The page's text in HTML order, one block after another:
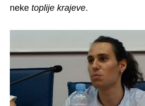
neke toplije krajeve.